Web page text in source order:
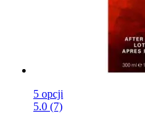
5 opcji
5.0 (7)